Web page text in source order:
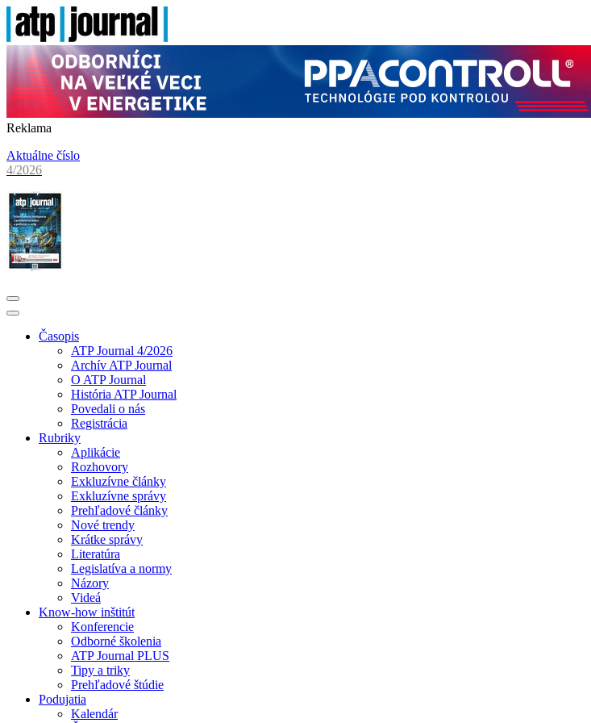
Reklama
Aktuálne číslo
4/2026
Časopis
ATP Journal 4/2026
Archív ATP Journal
O ATP Journal
História ATP Journal
Povedali o nás
Registrácia
Rubriky
Aplikácie
Rozhovory
Exkluzívne články
Exkluzívne správy
Prehľadové články
Nové trendy
Krátke správy
Literatúra
Legislatíva a normy
Názory
Videá
Know-how inštitút
Konferencie
Odborné školenia
ATP Journal PLUS
Tipy a triky
Prehľadové štúdie
Podujatia
Kalendár